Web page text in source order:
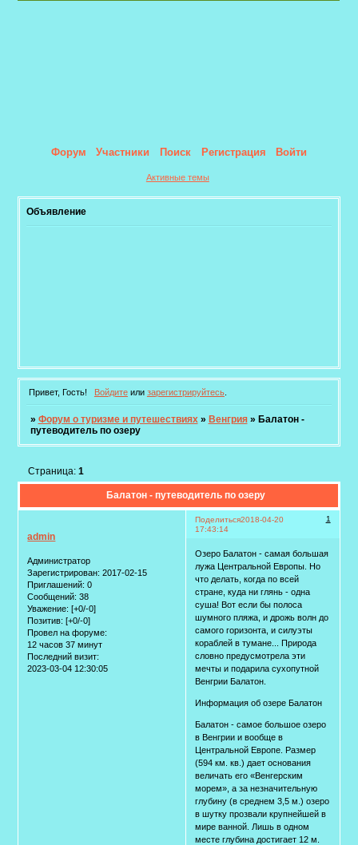
Форум Участники Поиск Регистрация Войти
Активные темы
Объявление
Привет, Гость! Войдитеили зарегистрируйтесь.
» Форум о туризме и путешествиях » Венгрия » Балатон -
путеводитель по озеру
Балатон - путеводитель по озеру
Страница: 1
Поделиться 1
2018-04-20
17:43:14
admin
Администратор
Зарегистрирован: 2017-02-15
Приглашений: 0
Сообщений: 38
Уважение: [+0/-0]
Позитив: [+0/-0]
Провел на форуме:
12 часов 37 минут
Последний визит:
2023-03-04 12:30:05
Озеро Балатон - самая большая
лужа Центральной Европы. Но
что делать, когда по всей
стране, куда ни глянь - одна
суша! Вот если бы полоса
шумного пляжа, и дрожь волн до
самого горизонта, и силуэты
кораблей в тумане... Природа
словно предусмотрела эти
мечты и подарила сухопутной
Венгрии Балатон.
Информация об озере Балатон
Балатон - самое большое озеро
в Венгрии и вообще в
Центральной Европе. Размер
(594 км. кв.) дает основания
величать его «Венгерским
морем», а за незначительную
глубину (в среднем 3,5 м.) озеро
в шутку прозвали крупнейшей в
мире ванной. Лишь в одном
месте глубина достигает 12 м.